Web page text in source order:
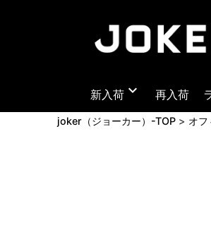
新入荷 expand_more 再入荷
joker（ジョーカー）-TOP オフ